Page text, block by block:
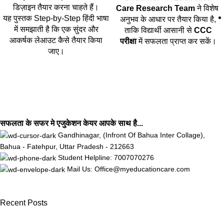
डिज़ाइन तैयार करना चाहते हैं।
यह पुस्तक Step-by-Step हिंदी भाषा
में समझाती है कि एक सुंदर और
आकर्षक लेआउट कैसे तैयार किया
जाए।
Care Research Teamने विशेष
अनुभव के आधार पर तैयार किया है,
ताकि विद्यार्थी आसानी से CCC
परीक्षामें सफलता प्राप्त कर सकें।
सफलता के सफर मे एजुकेशन केयर आपके साथ है...
Gandhinagar, (Infront Of Bahua Inter Collage),
Bahua - Fatehpur, Uttar Pradesh - 212663
Student Helpline: 7007070276
Mail Us: Office@myeducationcare.com
Recent Posts